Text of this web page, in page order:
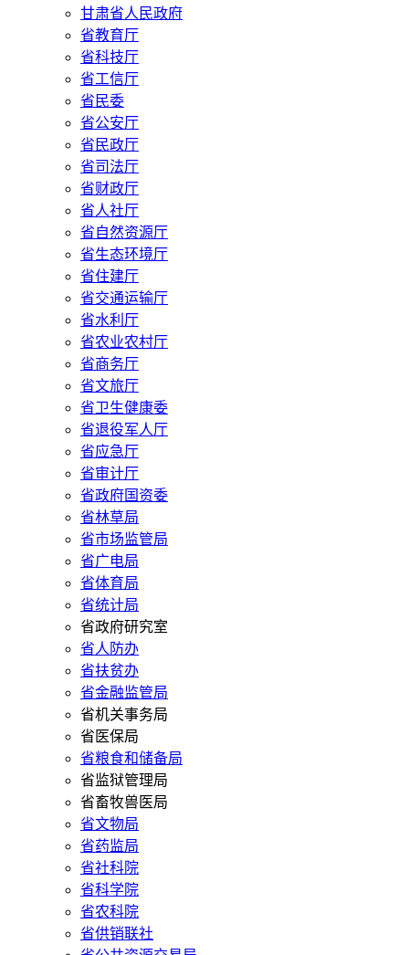
甘肃省人民政府
省教育厅
省科技厅
省工信厅
省民委
省公安厅
省民政厅
省司法厅
省财政厅
省人社厅
省自然资源厅
省生态环境厅
省住建厅
省交通运输厅
省水利厅
省农业农村厅
省商务厅
省文旅厅
省卫生健康委
省退役军人厅
省应急厅
省审计厅
省政府国资委
省林草局
省市场监管局
省广电局
省体育局
省统计局
省政府研究室
省人防办
省扶贫办
省金融监管局
省机关事务局
省医保局
省粮食和储备局
省监狱管理局
省畜牧兽医局
省文物局
省药监局
省社科院
省科学院
省农科院
省供销联社